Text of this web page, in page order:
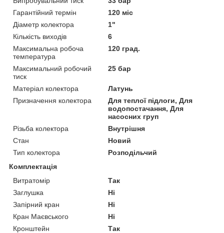
Гарантійний термін
120 міс
Діаметр колектора
1"
Кількість виходів
6
Максимальна робоча
температура
120 град.
Максимальний робочий
тиск
25 бар
Матеріал колектора
Латунь
Призначення колектора
Для теплої підлоги, Для
водопостачання, Для
насосних груп
Різьба колектора
Внутрішня
Стан
Новий
Тип колектора
Розподільчий
Комплектація
Витратомір
Так
Заглушка
Ні
Запірний кран
Ні
Кран Маєвського
Ні
Кронштейн
Так